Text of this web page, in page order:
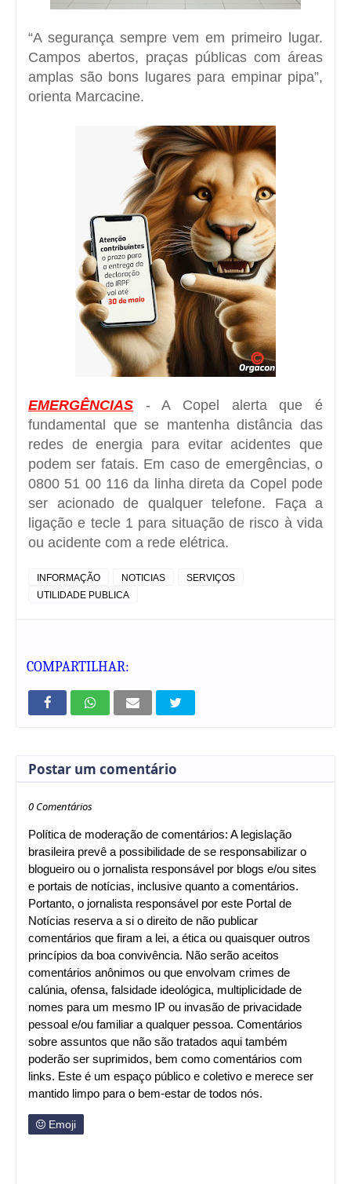
“A segurança sempre vem em primeiro lugar.
Campos abertos, praças públicas com áreas
amplas são bons lugares para empinar pipa”,
orienta Marcacine.
EMERGÊNCIAS - A Copel alerta que é
fundamental que se mantenha distância das
redes de energia para evitar acidentes que
podem ser fatais. Em caso de emergências, o
0800 51 00 116 da linha direta da Copel pode
ser acionado de qualquer telefone. Faça a
ligação e tecle 1 para situação de risco à vida
ou acidente com a rede elétrica.
INFORMAÇÃO NOTICIAS
SERVIÇOS
UTILIDADE PUBLICA
COMPARTILHAR:
Postar um comentário
0 Comentários
Política de moderação de comentários: A legislação
brasileira prevê a possibilidade de se responsabilizar o
blogueiro ou o jornalista responsável por blogs e/ou sites
e portais de notícias, inclusive quanto a comentários.
Portanto, o jornalista responsável por este Portal de
Notícias reserva a si o direito de não publicar
comentários que firam a lei, a ética ou quaisquer outros
princípios da boa convivência. Não serão aceitos
comentários anônimos ou que envolvam crimes de
calúnia, ofensa, falsidade ideológica, multiplicidade de
nomes para um mesmo IP ou invasão de privacidade
pessoal e/ou familiar a qualquer pessoa. Comentários
sobre assuntos que não são tratados aqui também
poderão ser suprimidos, bem como comentários com
links. Este é um espaço público e coletivo e merece ser
mantido limpo para o bem-estar de todos nós.
Emoji